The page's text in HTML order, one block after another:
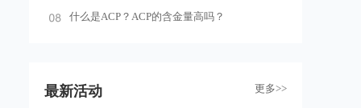
什么是ACP？ACP的含金量高吗？
最新活动 更多>>